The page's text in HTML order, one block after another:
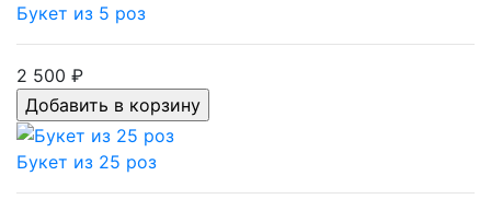
Букет из 5 роз
2 500 ₽
Букет из 25 роз